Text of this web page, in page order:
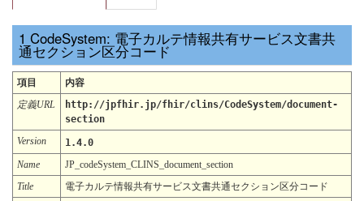
CodeSystem: 電子カルテ情報共有サービス文書共
通セクション区分コード
項目
内容
定義URL
http://jpfhir.jp/fhir/clins/CodeSystem/document-
section
Version
1.4.0
Name
JP_codeSystem_CLINS_document_section
Title
電子カルテ情報共有サービス文書共通セクション区分コード